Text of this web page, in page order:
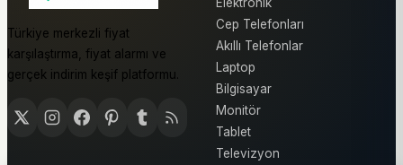
Türkiye merkezli fiyat
karşılaştırma, fiyat alarmı ve
gerçek indirim keşif platformu.
Elektronik
Cep Telefonları
Akıllı Telefonlar
Laptop
Bilgisayar
Monitör
Tablet
Televizyon